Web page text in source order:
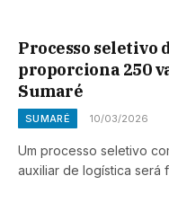
Processo seletivo
proporciona 250
Sumaré
SUMARÉ 10/03/2026
Um processo seletivo
auxiliar de logística será